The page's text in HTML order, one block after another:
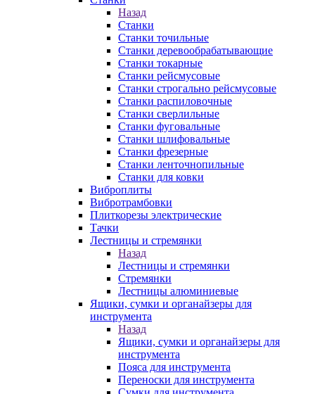
Назад
Станки
Станки точильные
Станки деревообрабатывающие
Станки токарные
Станки рейсмусовые
Станки строгально рейсмусовые
Станки распиловочные
Станки сверлильные
Станки фуговальные
Станки шлифовальные
Станки фрезерные
Станки ленточнопильные
Станки для ковки
Виброплиты
Вибротрамбовки
Плиткорезы электрические
Тачки
Лестницы и стремянки
Назад
Лестницы и стремянки
Стремянки
Лестницы алюминиевые
Ящики, сумки и органайзеры для
инструмента
Назад
Ящики, сумки и органайзеры для
инструмента
Пояса для инструмента
Переноски для инструмента